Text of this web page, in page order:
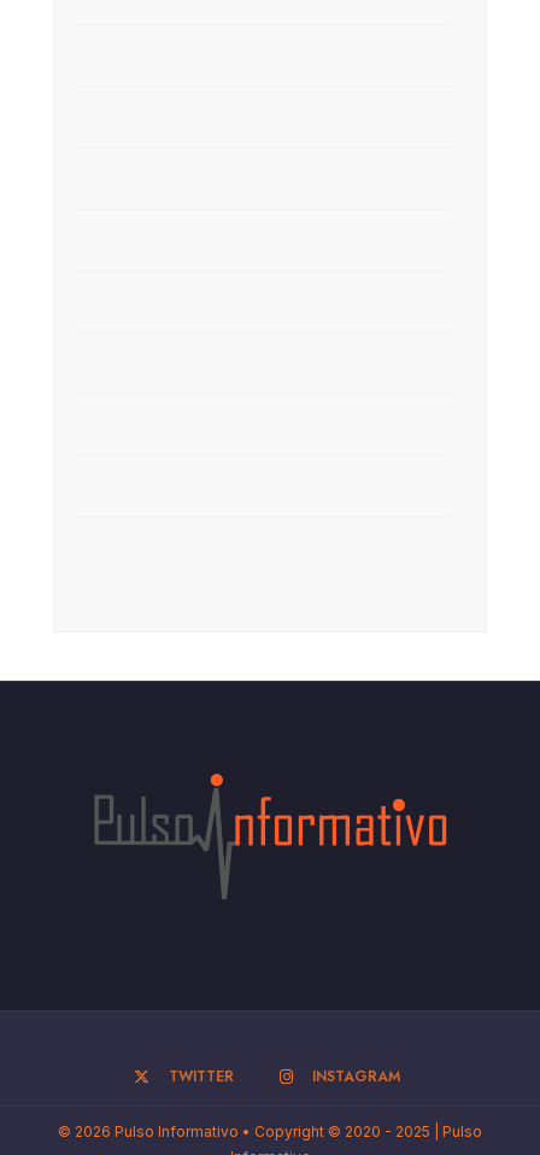
TWITTER INSTAGRAM
© 2026 Pulso Informativo • Copyright © 2020 - 2025 | Pulso